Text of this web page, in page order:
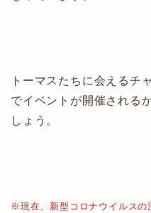
トーマスたちに会えるチ
でイベントが開催される
しょう。
※現在、新型コロナウイルスの